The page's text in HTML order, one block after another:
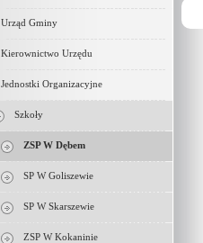
Urząd Gminy
Kierownictwo Urzędu
Jednostki Organizacyjne
Szkoły
ZSP W Dębem
SP W Goliszewie
SP W Skarszewie
ZSP W Kokaninie